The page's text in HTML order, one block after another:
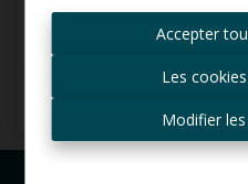
Accepter
Les
Modifier
informé